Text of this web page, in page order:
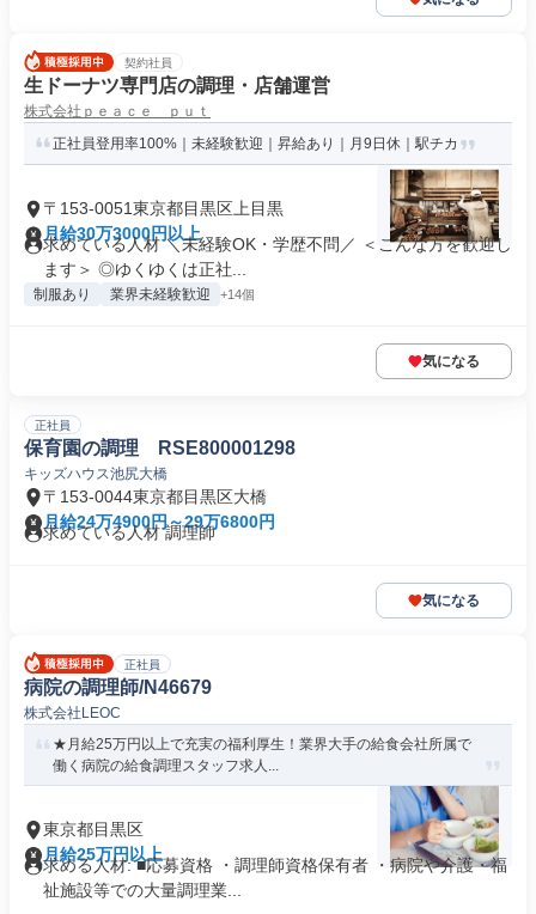
契約社員
生ドーナツ専門店の調理・店舗運営
株式会社ｐｅａｃｅ ｐｕｔ
正社員登用率100%｜未経験歓迎｜昇給あり｜月9日休｜駅チカ
〒153-0051東京都目黒区上目黒
月給30万3000円以上
求めている人材 ＼未経験OK・学歴不問／ ＜こんな方を歓迎し
ます＞ ◎ゆくゆくは正社...
制服あり 業界未経験歓迎 +14個
気になる
正社員
保育園の調理 RSE800001298
キッズハウス池尻大橋
〒153-0044東京都目黒区大橋
月給24万4900円～29万6800円
求めている人材 調理師
気になる
正社員
病院の調理師/N46679
株式会社LEOC
★月給25万円以上で充実の福利厚生！業界大手の給食会社所属で
働く病院の給食調理スタッフ求人...
東京都目黒区
月給25万円以上
求める人材: ■応募資格 ・調理師資格保有者 ・病院や介護・福
祉施設等での大量調理業...